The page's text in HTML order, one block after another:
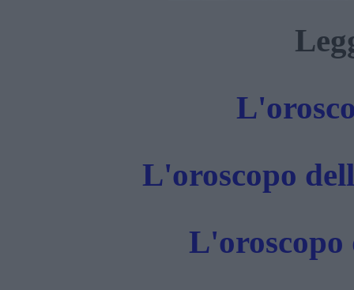
L'oroscopo
L'oroscopo